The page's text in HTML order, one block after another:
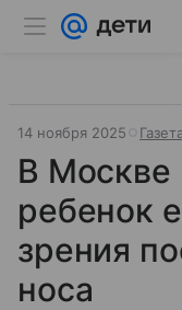
14 ноября 2025
В Москве
ребенок
зрения
носа